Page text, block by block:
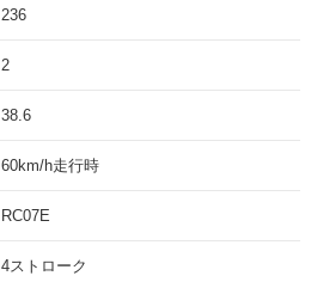
236
2
38.6
60km/h走行時
RC07E
4ストローク